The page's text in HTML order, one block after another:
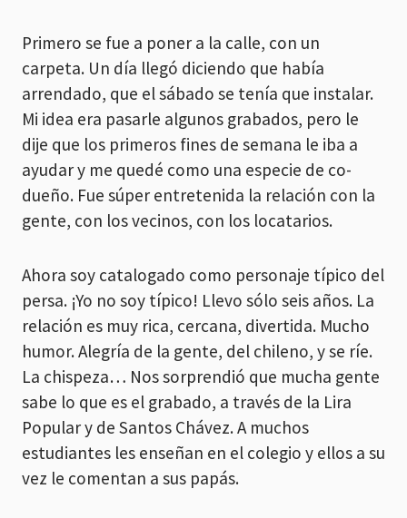
Primero se fue a poner a la calle, con un
carpeta. Un día llegó diciendo que había
arrendado, que el sábado se tenía que instalar.
Mi idea era pasarle algunos grabados, pero le
dije que los primeros fines de semana le iba a
ayudar y me quedé como una especie de co-
dueño. Fue súper entretenida la relación con la
gente, con los vecinos, con los locatarios.
Ahora soy catalogado como personaje típico del
persa. ¡Yo no soy típico! Llevo sólo seis años. La
relación es muy rica, cercana, divertida. Mucho
humor. Alegría de la gente, del chileno, y se ríe.
La chispeza… Nos sorprendió que mucha gente
sabe lo que es el grabado, a través de la Lira
Popular y de Santos Chávez. A muchos
estudiantes les enseñan en el colegio y ellos a su
vez le comentan a sus papás.